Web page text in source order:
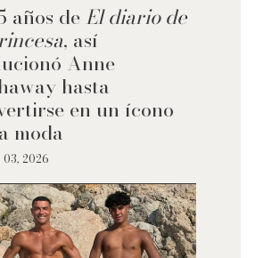
años de El diario de
, así
Anne
hasta
en un ícono
moda
2026